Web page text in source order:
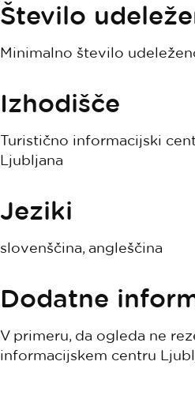
Število
Minimalno število
Izhodišče
Turistično informacijski
Ljubljana
Jeziki
slovenščina, angleščina
Dodatne
V primeru, da ogleda ne
informacijskem centru